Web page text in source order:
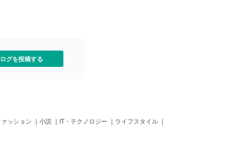
グを投稿する
ッション ｜ 小説 ｜ IT・テクノロジー ｜ ライフスタイル ｜